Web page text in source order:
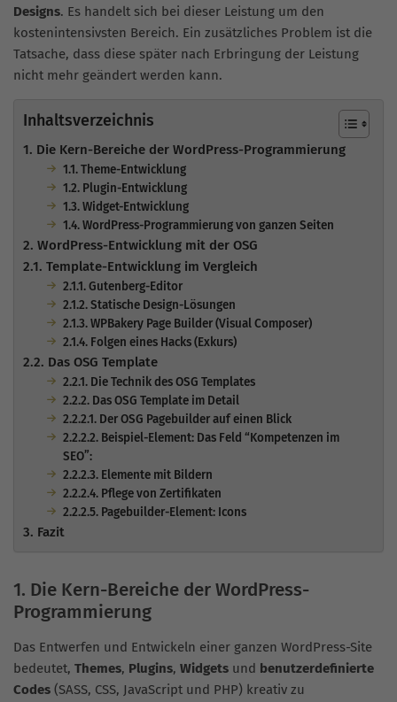
Designs. Es handelt sich bei dieser Leistung um den
kostenintensivsten Bereich. Ein zusätzliches Problem ist die
Tatsache, dass diese später nach Erbringung der Leistung
nicht mehr geändert werden kann.
Inhaltsverzeichnis
1. Die Kern-Bereiche der WordPress-Programmierung
1.1. Theme-Entwicklung
1.2. Plugin-Entwicklung
1.3. Widget-Entwicklung
1.4. WordPress-Programmierung von ganzen Seiten
2. WordPress-Entwicklung mit der OSG
2.1. Template-Entwicklung im Vergleich
2.1.1. Gutenberg-Editor
2.1.2. Statische Design-Lösungen
2.1.3. WPBakery Page Builder (Visual Composer)
2.1.4. Folgen eines Hacks (Exkurs)
2.2. Das OSG Template
2.2.1. Die Technik des OSG Templates
2.2.2. Das OSG Template im Detail
2.2.2.1. Der OSG Pagebuilder auf einen Blick
2.2.2.2. Beispiel-Element: Das Feld “Kompetenzen im
SEO”:
2.2.2.3. Elemente mit Bildern
2.2.2.4. Pflege von Zertifikaten
2.2.2.5. Pagebuilder-Element: Icons
3. Fazit
1. Die Kern-Bereiche der WordPress-
Programmierung
Das Entwerfen und Entwickeln einer ganzen WordPress-Site
bedeutet, Themes, Plugins, Widgets und benutzerdefinierte
Codes (SASS, CSS, JavaScript und PHP) kreativ zu